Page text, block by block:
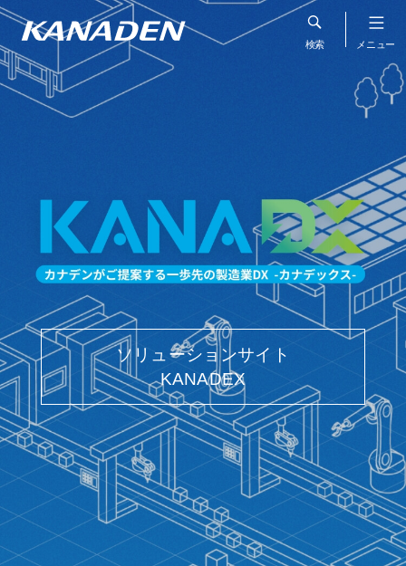
ソリューションサイト
KANADEX
サステナビリティ
カナデンの価値創造